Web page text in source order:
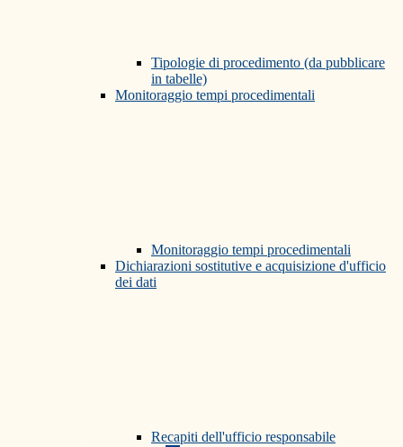
Tipologie di procedimento (da pubblicare
in tabelle)
Monitoraggio tempi procedimentali
Monitoraggio tempi procedimentali
Dichiarazioni sostitutive e acquisizione d'ufficio
dei dati
Recapiti dell'ufficio responsabile